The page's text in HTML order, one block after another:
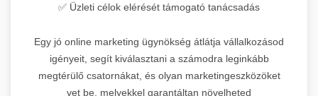
✅ Üzleti célok elérését támogató tanácsadás
Egy jó online marketing ügynökség átlátja vállalkozásod
igényeit, segít kiválasztani a számodra leginkább
megtérülő csatornákat, és olyan marketingeszközöket
vet be, melyekkel garantáltan növelheted